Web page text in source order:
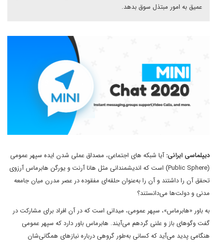
عمیق به امور مبتذل سوق بدهد.
دیپلماسی ایرانی:آیا شبکه ‌های اجتماعی، مصداق عملی شدن ایده سپهر عمومی
(Public Sphere) است که اندیشمندانی مثل هانا آرنت و یورگن هابرماس آرزوی
تحقق آن را داشتند و آن را به‌عنوان حلقه‌ای مفقوده در عصر مدرن میان جامعه
مدنی و دولت‌ها می‌دانستند؟
به باور «هابرماس»، سپهر عمومی، میدانی است که در آن افراد برای مشارکت در
گفت وگوهای باز و علنی گردهم می‌آیند. هابرماس باور دارد که سپهر عمومی
هنگامی پدید می‌آید که کسانی به‌طور گروهی درباره نیازهای همگانی‌شان